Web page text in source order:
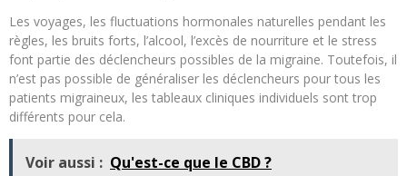
Les voyages, les fluctuations hormonales naturelles pendant les
règles, les bruits forts, l’alcool, l’excès de nourriture et le stress
font partie des déclencheurs possibles de la migraine. Toutefois, il
n’est pas possible de généraliser les déclencheurs pour tous les
patients migraineux, les tableaux cliniques individuels sont trop
différents pour cela.
Voir aussi : Qu'est-ce que le CBD ?